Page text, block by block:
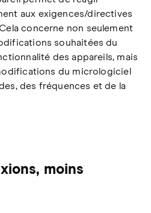
aux exigences/directives
concerne non seulement
souhaitées du
des appareils, mais
du micrologiciel
des fréquences et de la
moins